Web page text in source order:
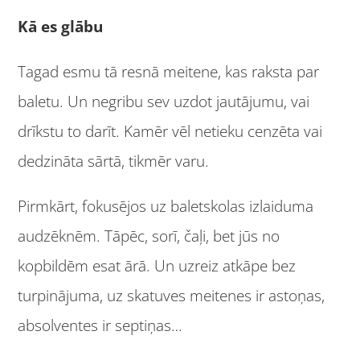
Kā es glābu
Tagad esmu tā resnā meitene, kas raksta par
baletu. Un negribu sev uzdot jautājumu, vai
drīkstu to darīt. Kamēr vēl netieku cenzēta vai
dedzināta sārtā, tikmēr varu.
Pirmkārt, fokusējos uz baletskolas izlaiduma
audzēknēm. Tāpēc, sorī, čaļi, bet jūs no
kopbildēm esat ārā. Un uzreiz atkāpe bez
turpinājuma, uz skatuves meitenes ir astoņas,
absolventes ir septiņas…